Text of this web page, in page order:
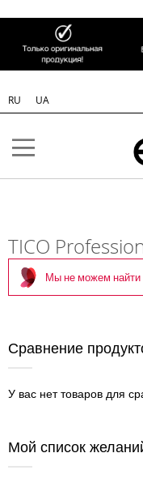
Skip to
RU UA
TICO
Мы не можем найти
Сравнение
У вас нет товаров для
Мой список